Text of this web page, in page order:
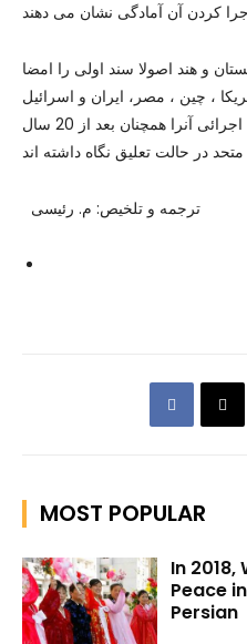
و هند اصولا سند اولی را امضا
آمریکا ، چین ، مصر، ایران و اسرائیل
سند را امضا و تائید کردند آما قبول اجرائی آنرا همچنان بعد از 20 سال
ترجمه و تلخیص: م. رئیسی
MOST POPULAR
In 2018,
Peace
Persian